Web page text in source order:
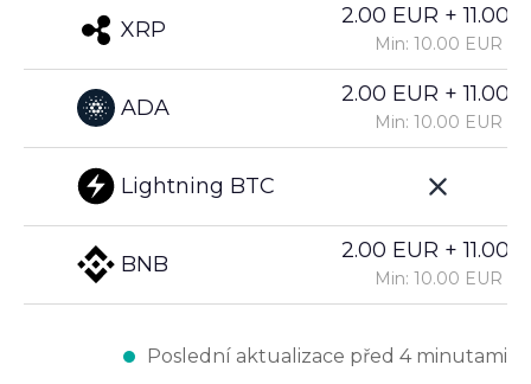
XRP
ADA
Lightning BTC
BNB
2.00 EUR +
Min: 10.00 EUR
2.00 EUR +
Min: 10.00 EUR
2.00 EUR +
Min: 10.00 EUR
Poslední aktualizace před 4 minutami